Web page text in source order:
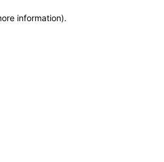
information).